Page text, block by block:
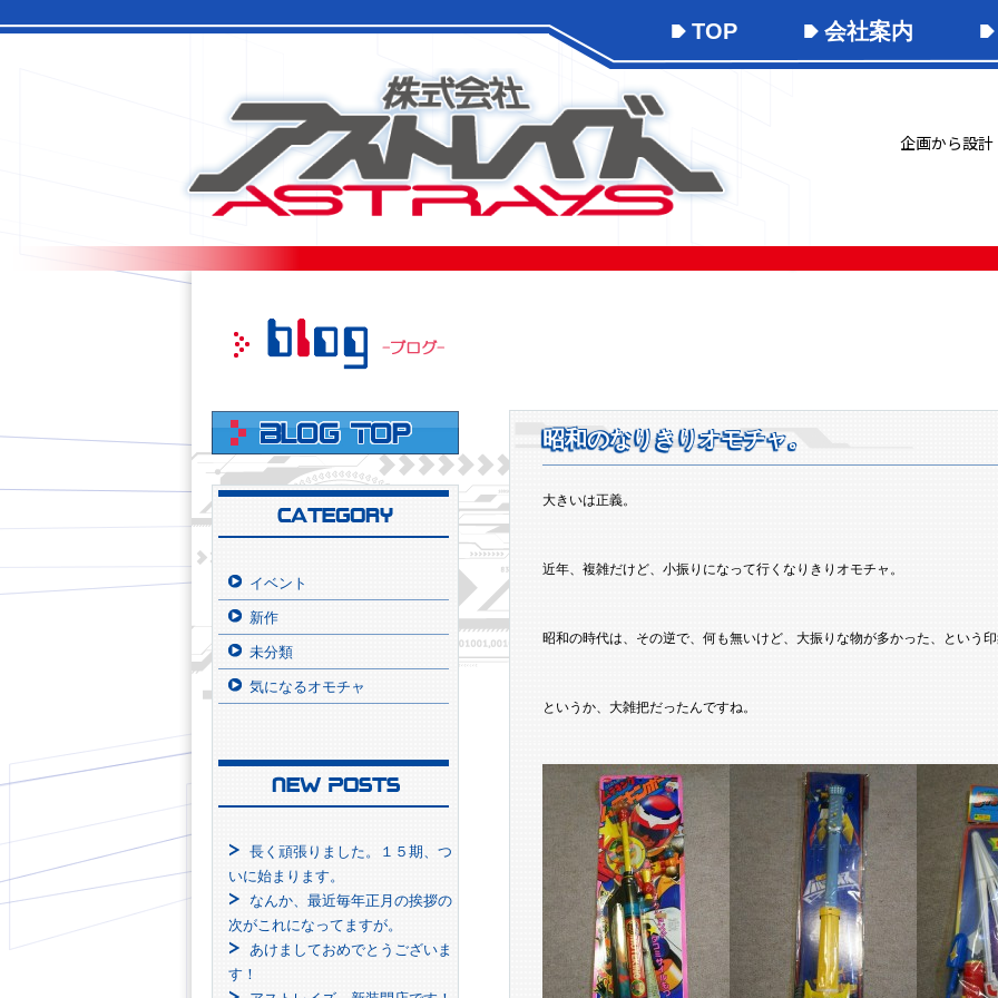
TOP 会社案内
企画から設
昭和のなりきりオモチャ。
大きいは正義。
近年、複雑だけど、小振りになって行くなりきりオモチャ。
昭和の時代は、その逆で、何も無いけど、大振りな物が多かった、という
というか、大雑把だったんですね。
イベント
新作
未分類
気になるオモチャ
長く頑張りました。１５期、つ
いに始まります。
なんか、最近毎年正月の挨拶の
次がこれになってますが。
あけましておめでとうございま
す！